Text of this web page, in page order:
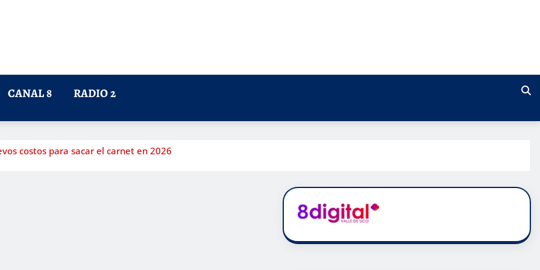
CANAL 8 RADIO 2
costos para sacar el carnet en 2026